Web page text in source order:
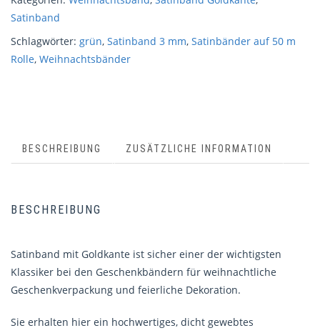
Satinband
Schlagwörter: grün, Satinband 3 mm, Satinbänder auf 50 m
Rolle, Weihnachtsbänder
BESCHREIBUNG ZUSÄTZLICHE INFORMATION
BESCHREIBUNG
Satinband mit Goldkante ist sicher einer der wichtigsten
Klassiker bei den Geschenkbändern für weihnachtliche
Geschenkverpackung und feierliche Dekoration.
Sie erhalten hier ein hochwertiges, dicht gewebtes